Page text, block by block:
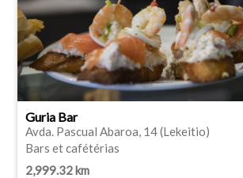
Guria Bar
Avda. Pascual Abaroa, 14 (Lekeitio)
Bars et cafétérias
2,999.32 km